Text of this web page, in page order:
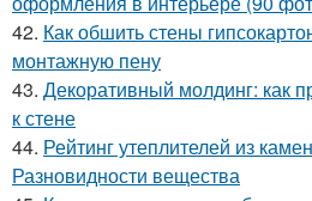
42. Как обшить стены
монтажную пену
43. Декоративный молдинг: как
к стене
44. Рейтинг утеплителей из
Разновидности вещества